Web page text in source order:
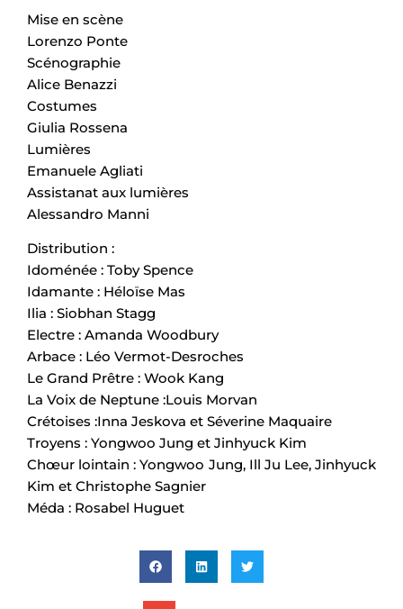
Mise en scène
Lorenzo Ponte
Scénographie
Alice Benazzi
Costumes
Giulia Rossena
Lumières
Emanuele Agliati
Assistanat aux lumières
Alessandro Manni
Distribution :
Idoménée : Toby Spence
Idamante : Héloïse Mas
Ilia : Siobhan Stagg
Electre : Amanda Woodbury
Arbace : Léo Vermot-Desroches
Le Grand Prêtre : Wook Kang
La Voix de Neptune :Louis Morvan
Crétoises :Inna Jeskova et Séverine Maquaire
Troyens : Yongwoo Jung et Jinhyuck Kim
Chœur lointain : Yongwoo Jung, Ill Ju Lee, Jinhyuck
Kim et Christophe Sagnier
Méda : Rosabel Huguet